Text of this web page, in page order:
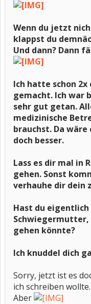
Wenn du jetzt
klappst du
Und dann? Dann
Ich hatte schon
gemacht. Ich war
sehr gut getan.
medizinische
brauchst. Da
doch besser.
Lass es dir mal in
gehen. Sonst
verhauhe dir dein
Hast du
Schwiegermutter,
gehen könnte?
Ich knuddel dich
Sorry, jetzt ist es
ich schreiben wollte.
Aber